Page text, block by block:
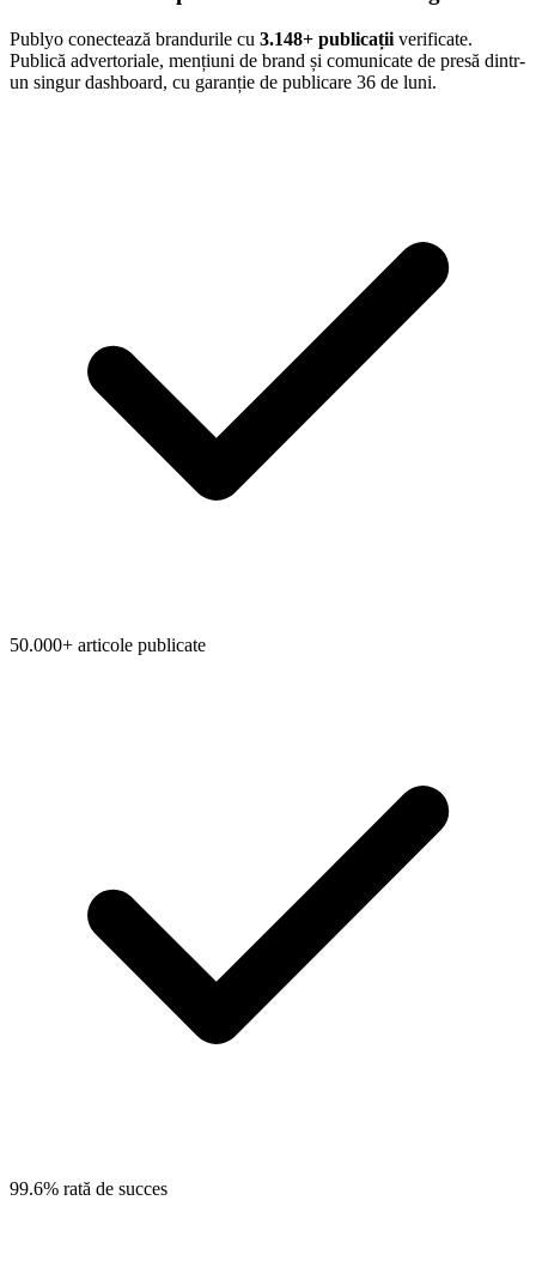
Publyo conectează brandurile cu 3.148+ publicații verificate.
Publică advertoriale, mențiuni de brand și comunicate de presă dintr-
un singur dashboard, cu garanție de publicare 36 de luni.
50.000+ articole publicate
99.6% rată de succes